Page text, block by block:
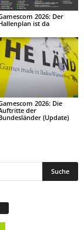
2026: Der
ist da
2026: Die
der
(Update)